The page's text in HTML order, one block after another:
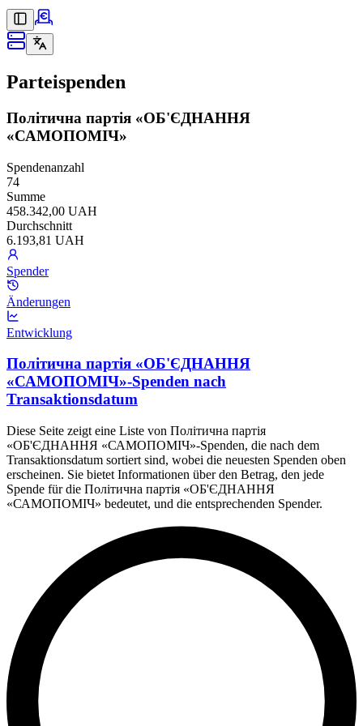
Parteispenden
Політична партія «ОБ'ЄДНАННЯ
«САМОПОМІЧ»
Spendenanzahl
74
Summe
458.342,00 UAH
Durchschnitt
6.193,81 UAH
Spender
Änderungen
Entwicklung
Політична партія «ОБ'ЄДНАННЯ
«САМОПОМІЧ»-Spenden nach
Transaktionsdatum
Diese Seite zeigt eine Liste von Політична партія
«ОБ'ЄДНАННЯ «САМОПОМІЧ»-Spenden, die nach dem
Transaktionsdatum sortiert sind, wobei die neuesten Spenden oben
erscheinen. Sie bietet Informationen über den Betrag, den jede
Spende für die Політична партія «ОБ'ЄДНАННЯ
«САМОПОМІЧ» bedeutet, und die entsprechenden Spender.